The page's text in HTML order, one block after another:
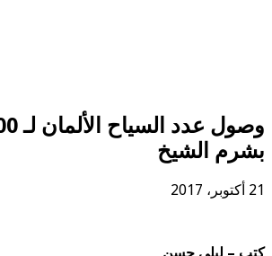
بشرم الشيخ
21 أكتوبر، 2017
كتب – ليلى حسن